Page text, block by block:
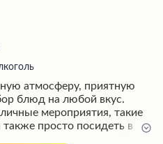
атмосферу, приятную
блюд на любой вкус.
мероприятия, такие
просто посидеть в